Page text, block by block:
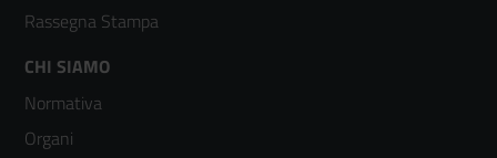
Rassegna Stampa
Footer
menù
CHI SIAMO
Normativa
Organi